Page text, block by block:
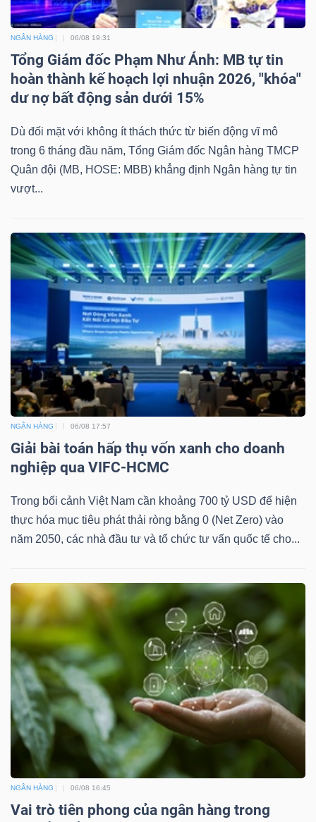
NGÂN HÀNG 06/08 19:31
Tổng Giám đốc Phạm Như Ánh: MB tự tin
hoàn thành kế hoạch lợi nhuận 2026, "khóa"
dư nợ bất động sản dưới 15%
Dù đối mặt với không ít thách thức từ biến động vĩ mô
trong 6 tháng đầu năm, Tổng Giám đốc Ngân hàng TMCP
Quân đội (MB, HOSE: MBB) khẳng định Ngân hàng tự tin
vượt...
NGÂN HÀNG 06/08 17:57
Giải bài toán hấp thụ vốn xanh cho doanh
nghiệp qua VIFC-HCMC
Trong bối cảnh Việt Nam cần khoảng 700 tỷ USD để hiện
thực hóa mục tiêu phát thải ròng bằng 0 (Net Zero) vào
năm 2050, các nhà đầu tư và tổ chức tư vấn quốc tế cho...
NGÂN HÀNG 06/08 16:45
Vai trò tiên phong của ngân hàng trong